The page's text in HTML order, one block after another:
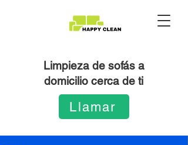
Limpieza de sofás a
domicilio cerca de ti
Llamar